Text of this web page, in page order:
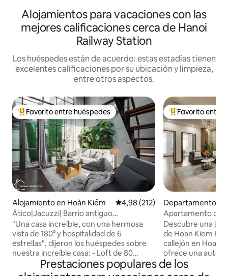
Alojamientos para vacaciones con las
mejores calificaciones cerca de Hanoi
Railway Station
Los huéspedes están de acuerdo: estas estadías tienen
excelentes calificaciones por su ubicación y limpieza,
entre otros aspectos.
Favorito entre los huéspedes más destacados
Favorito entre huéspedes
Alojamiento en Hoàn Kiếm Calificación promedio: 4,98 de
4,98 (212)
Ático|Jacuzzi| Barrio antiguo
|KitchenlNetflixTV
"Una casa increíble, con una hermosa
vista de 180° y hospitalidad de 6
estrellas", dijeron los huéspedes sobre
nuestra increíble casa: - Loft de 80
metros cuadrados (terraza - vista
panorámica) - Jacuzzi - Lavarropas y
Favorito entre
Favorito entre
Departamento en
m
Apartamento de
antiguo |
Descubre una
de Hoan Kiem Escondido en un pequeño
callejón en Hoan
ofrece una
solo unos pasos
ciudad. Disfruta
Prestaciones populares de los